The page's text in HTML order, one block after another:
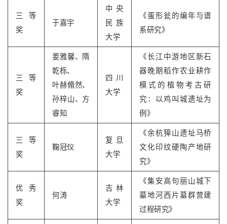
三等
奖
于嘉宇
中央
民族
大学
《蛋形瓮的编年与谱
系研究》
三等
奖
姜雅馨、隋
乾栎、
叶赫翛然、
孙梓山、方
睿知
四川
大学
《长江中游地区新石
器晚期稻作农业耕作
模式的植物考古研
究：以鸡叫城遗址为
例》
三等
奖
鞠冠仪
复旦
大学
《余杭獐山遗址马桥
文化印纹硬陶产地研
究》
优秀
奖
何涛
吉林
大学
《集安高句丽山城下
墓地河西片墓群营建
过程研究》